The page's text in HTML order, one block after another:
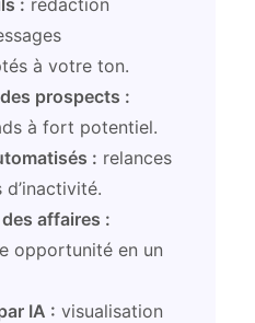
: rédaction
à votre ton.
prospects :
à fort potentiel.
: relances
affaires :
opportunité en un
IA : visualisation